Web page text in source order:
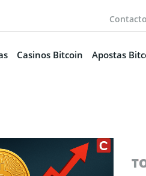
Casinos Bitcoin Apostas